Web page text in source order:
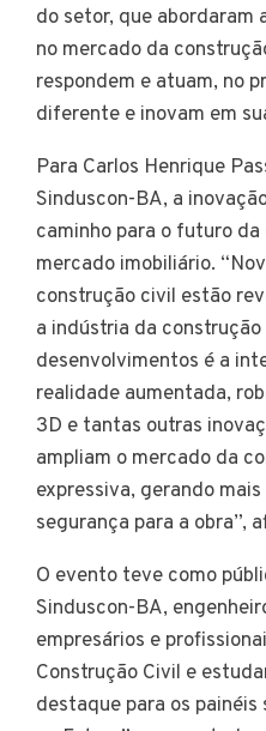
do setor, que
no mercado da
respondem e atuam, no
diferente e inovam em
Para Carlos Henrique
Sinduscon-BA, a
caminho para o futuro
mercado imobiliário.
construção civil estão
a indústria da construção
desenvolvimentos é a
realidade aumentada,
3D e tantas outras
ampliam o mercado da
expressiva, gerando
segurança para a obra”,
O evento teve como
Sinduscon-BA,
empresários e
Construção Civil e
destaque para os painéis